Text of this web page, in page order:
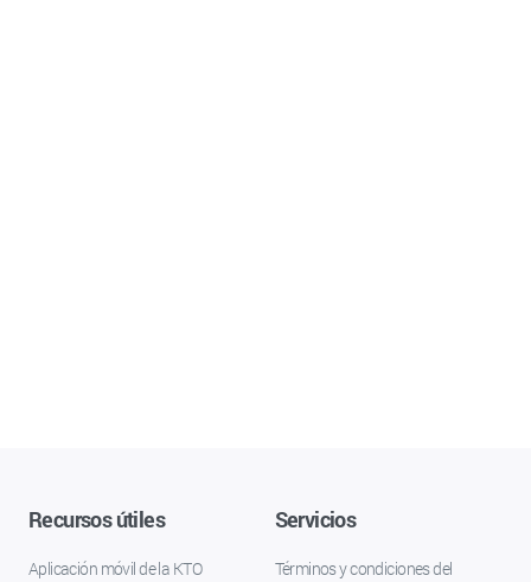
Recursos útiles
Aplicación móvil de la KTO
Servicios
Términos y condiciones del